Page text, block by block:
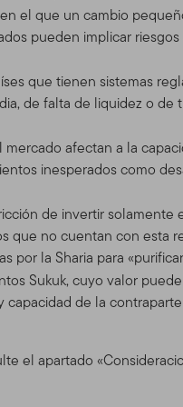
el que un cambio
pueden implicar
que tienen sistemas
de falta de liquidez o de
afectan a la
inesperados como
de invertir
no cuentan con esta
por la Sharia para
Sukuk, cuyo valor
de la
el apartado
que usted realice de este
accede al Sitio.
de que se han
solamente, por Templeton
está provisto por los
organización global de
Templeton
Estados Unidos a los
de cuentas